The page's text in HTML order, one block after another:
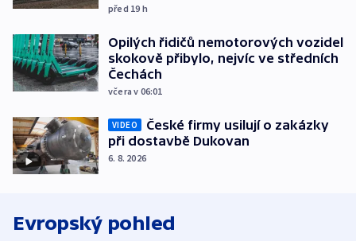
před 19 h
Opilých řidičů nemotorových vozidel
skokově přibylo, nejvíc ve středních
Čechách
včera v 06:01
VIDEO
České firmy usilují o zakázky
při dostavbě Dukovan
6. 8. 2026
Evropský pohled